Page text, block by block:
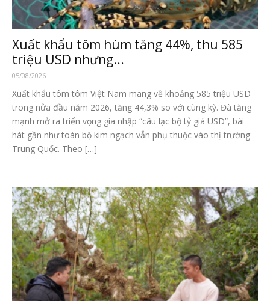
Xuất khẩu tôm hùm tăng 44%, thu 585
triệu USD nhưng...
05/08/2026
Xuất khẩu tôm tôm Việt Nam mang về khoảng 585 triệu USD
trong nửa đầu năm 2026, tăng 44,3% so với cùng kỳ. Đà tăng
mạnh mở ra triển vọng gia nhập “câu lạc bộ tỷ giá USD”, bài
hát gần như toàn bộ kim ngạch vẫn phụ thuộc vào thị trường
Trung Quốc. Theo […]